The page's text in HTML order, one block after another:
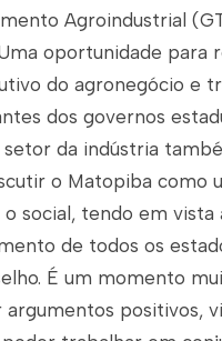
Agroindustrial
oportunidade para
do agronegócio e
dos governos
da indústria
o Matopiba como
social, tendo em vista
de todos os
É um momento
positivos,